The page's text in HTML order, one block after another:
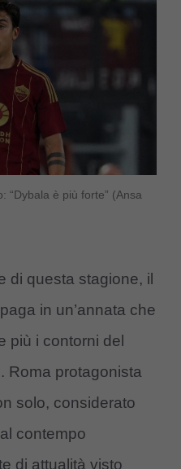
“Dybala è più forte” (Ansa
di questa stagione, il
in un’annata che
più i contorni del
Roma protagonista
solo, considerato
contempo
di attualità visto